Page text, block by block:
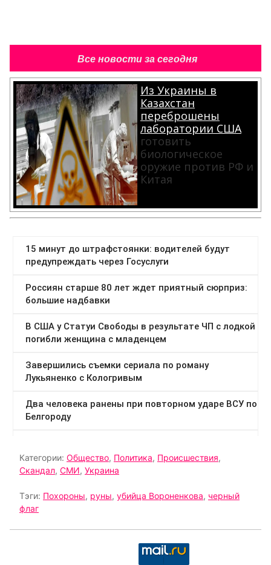
Все новости за сегодня
Из Украины в
Казахстан
переброшены
лаборатории США
готовить
биологическое
оружие против РФ и
Китая
Категории: Общество, Политика, Происшествия,
Скандал, СМИ, Украина
Тэги: Похороны, руны, убийца Вороненкова, черный
флаг